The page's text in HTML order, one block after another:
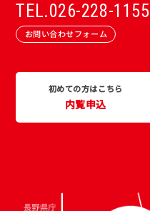
TEL.026-228-1155
お問い合わせフォーム
初めての方はこちら
内覧申込